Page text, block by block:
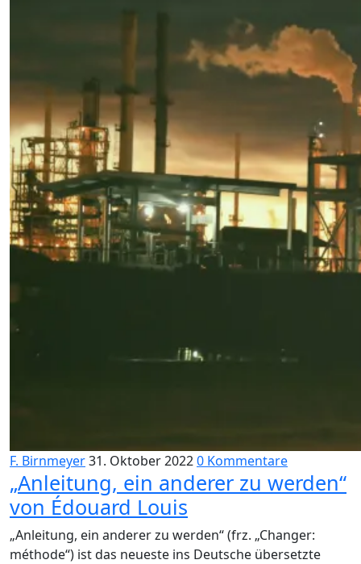
F. Birnmeyer31. Oktober 20220 Kommentare
„Anleitung, ein anderer zu werden“
von Édouard Louis
„Anleitung, ein anderer zu werden“ (frz. „Changer:
méthode“) ist das neueste ins Deutsche übersetzte